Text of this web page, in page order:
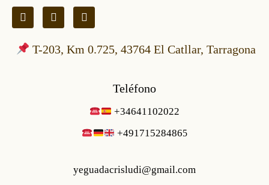
T-203, Km 0.725, 43764 El Catllar, Tarragona
Teléfono
+34641102022
+491715284865
yeguadacrisludi@gmail.com